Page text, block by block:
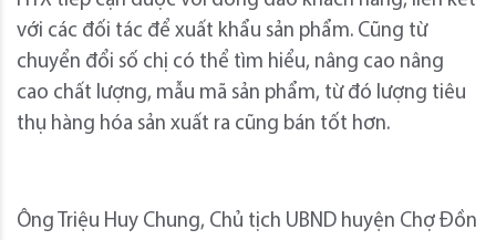
với các đối tác để xuất khẩu sản phẩm. Cũng từ
chuyển đổi số chị có thể tìm hiểu, nâng cao nâng
cao chất lượng, mẫu mã sản phẩm, từ đó lượng tiêu
thụ hàng hóa sản xuất ra cũng bán tốt hơn.
Ông Triệu Huy Chung, Chủ tịch UBND huyện Chợ Đồn